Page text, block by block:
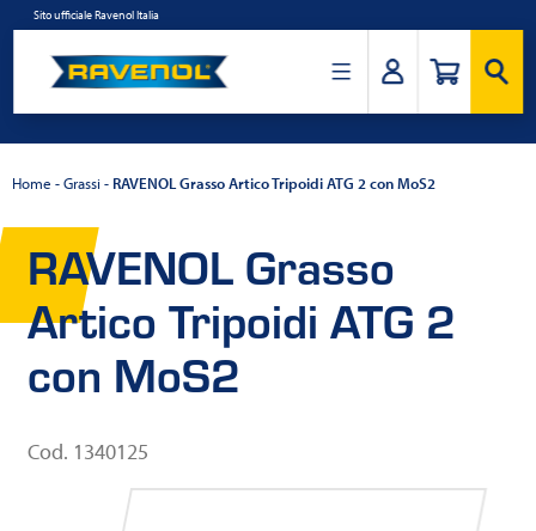
Salta
contenuto
Sito ufficiale Ravenol Italia
Ravenol
Home -Grassi- RAVENOL Grasso Artico Tripoidi ATG 2 con MoS2
RAVENOL Grasso
Artico Tripoidi ATG 2
con MoS2
Cod. 1340125